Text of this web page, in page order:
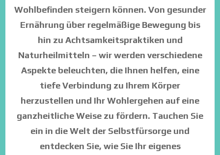
Wohlbefinden steigern können. Von gesunder
Ernährung über regelmäßige Bewegung bis
hin zu Achtsamkeitspraktiken und
Naturheilmitteln – wir werden verschiedene
Aspekte beleuchten, die Ihnen helfen, eine
tiefe Verbindung zu Ihrem Körper
herzustellen und Ihr Wohlergehen auf eine
ganzheitliche Weise zu fördern. Tauchen Sie
ein in die Welt der Selbstfürsorge und
entdecken Sie, wie Sie Ihr eigenes